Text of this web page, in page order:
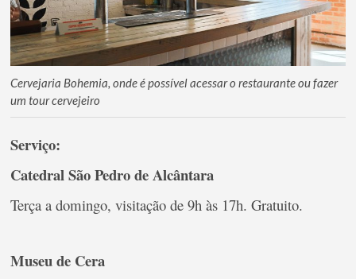
Cervejaria Bohemia, onde é possível acessar o restaurante ou fazer
um tour cervejeiro
Serviço:
Catedral São Pedro de Alcântara
Terça a domingo, visitação de 9h às 17h. Gratuito.
Museu de Cera